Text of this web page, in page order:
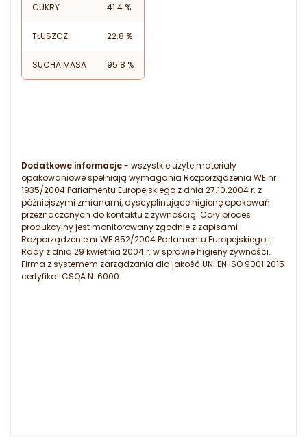
CUKRY 41.4 %
TŁUSZCZ 22.8 %
SUCHA MASA 95.8 %
Dodatkowe informacje- wszystkie użyte materiały
opakowaniowe spełniają wymagania Rozporządzenia WE nr
1935/2004 Parlamentu Europejskiego z dnia 27.10.2004 r. z
późniejszymi zmianami, dyscyplinujące higienę opakowań
przeznaczonych do kontaktu z żywnością. Cały proces
produkcyjny jest monitorowany zgodnie z zapisami
Rozporządzenie nr WE 852/2004 Parlamentu Europejskiego i
Rady z dnia 29 kwietnia 2004 r. w sprawie higieny żywności.
Firma z systemem zarządzania dla jakość UNI EN ISO 9001:2015
certyfikat CSQA N. 6000.